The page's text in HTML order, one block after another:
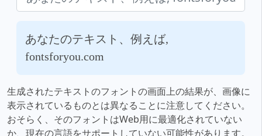
あなたのテキスト、例えば,
fontsforyou.com
生成されたテキストのフォントの画面上の結果が、画像に
表示されているものとは異なることに注意してください。
おそらく、そのフォントはWeb用に最適化されていない
か、現在の言語をサポートしていない可能性があります。